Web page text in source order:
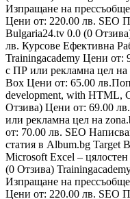
Изпращане на
Цени от: 220.00 лв. SEO
Bulgaria24.tv 0.0 (0
лв. Курсове Ефективна
Trainingacademy Цени от:
с ПР или рекламна цел на
Box Цени от: 65.00
development, with HTML,
Отзива) Цени от: 69.00
или рекламна цел на
от: 70.00 лв. SEO
статия в Album.bg Target
Microsoft Excel –
(0 Отзива)
Изпращане на
Цени от: 220.00 лв. SEO